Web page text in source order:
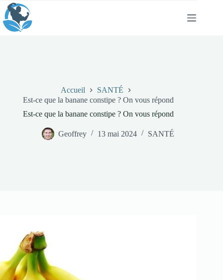
Passer
au
contenu
Accueil
SANTÉ
Est-ce que la banane constipe ? On vous répond
Est-ce que la banane constipe ? On vous répond
Geoffrey 13 mai 2024 SANTÉ